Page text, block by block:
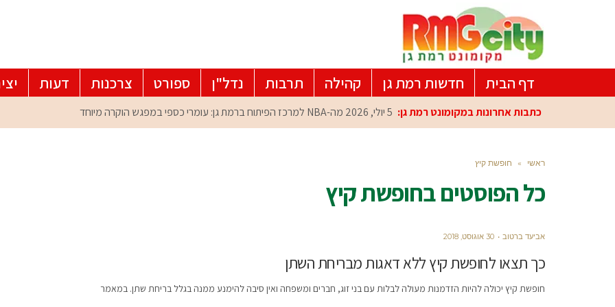
דף הבית חדשות רמת גן קהילה תרבות נדל"ן ספורט צרכנות דעות
כתבות אחרונות במקומונט רמת גן: 5 יולי, 2026 מה-NBA למרכז הפיתוח ברמת גן: עומרי כספי במפגש הוקרה מיוחד
ראשי » חופשת קיץ
כל הפוסטים בחופשת קיץ
אביעד ברטוב 30 אוגוסט, 2018
כך תצאו לחופשת קיץ ללא דאגות מבריחת השתן
חופשת קיץ יכולה להיות הזדמנות מעולה לבלות עם בני זוג, חברים ומשפחה ואין סיבה להימנע ממנה בגלל בריחת שתן. במאמר